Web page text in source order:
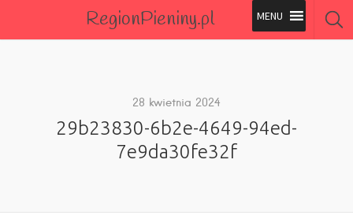
RegionPieniny.pl
Wszystkie Obiekty
28 kwietnia 2024
29b23830-6b2e-4649-94ed-
7e9da30fe32f